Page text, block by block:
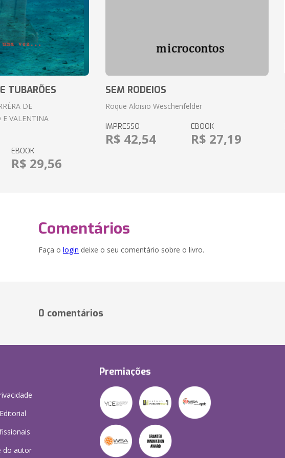
TUBARÕES
DE
E VALENTINA
EBOOK
R$ 29,56
SEM RODEIOS
Roque Aloisio Weschenfelder
IMPRESSO
R$ 42,54
EBOOK
R$ 27,19
Comentários
Faça o login deixe o seu comentário sobre o livro.
0 comentários
do autor
Premiações